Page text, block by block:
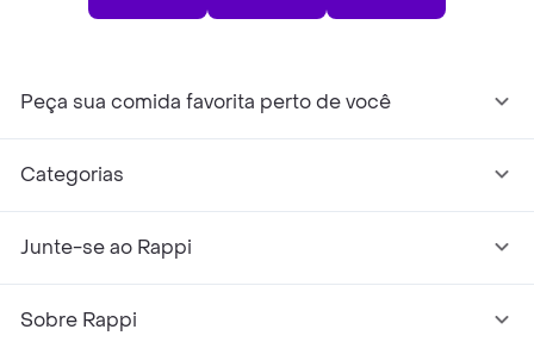
Peça sua comida favorita perto de você
Categorias
Junte-se ao Rappi
Sobre Rappi